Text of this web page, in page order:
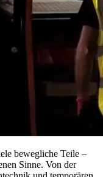
bewegliche Teile –
Sinne. Von der